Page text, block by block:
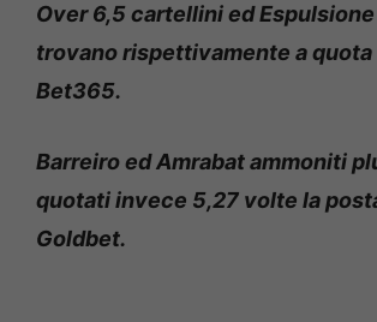
Over 6,5 cartellini ed
trovano rispettivamente a quota
Bet365.
Barreiro ed Amrabat ammoniti
quotati invece 5,27 volte la
Goldbet.